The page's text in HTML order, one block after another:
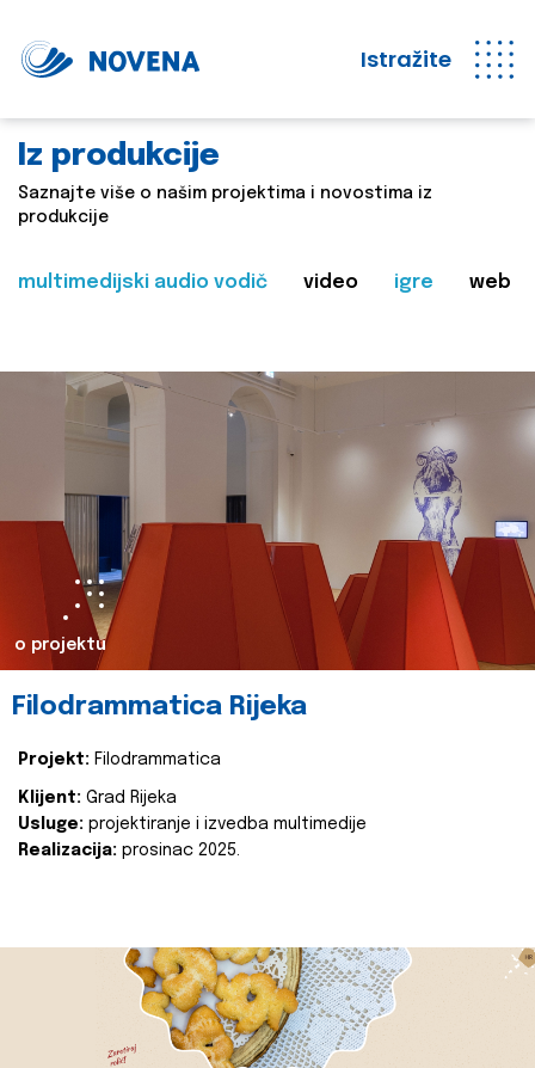
Istražite
Iz produkcije
Saznajte više o našim projektima i novostima iz
produkcije
multimedijski audio vodič video igre web
o projektu
Filodrammatica Rijeka
Projekt: Filodrammatica
Klijent: Grad Rijeka
Usluge: projektiranje i izvedba multimedije
Realizacija: prosinac 2025.